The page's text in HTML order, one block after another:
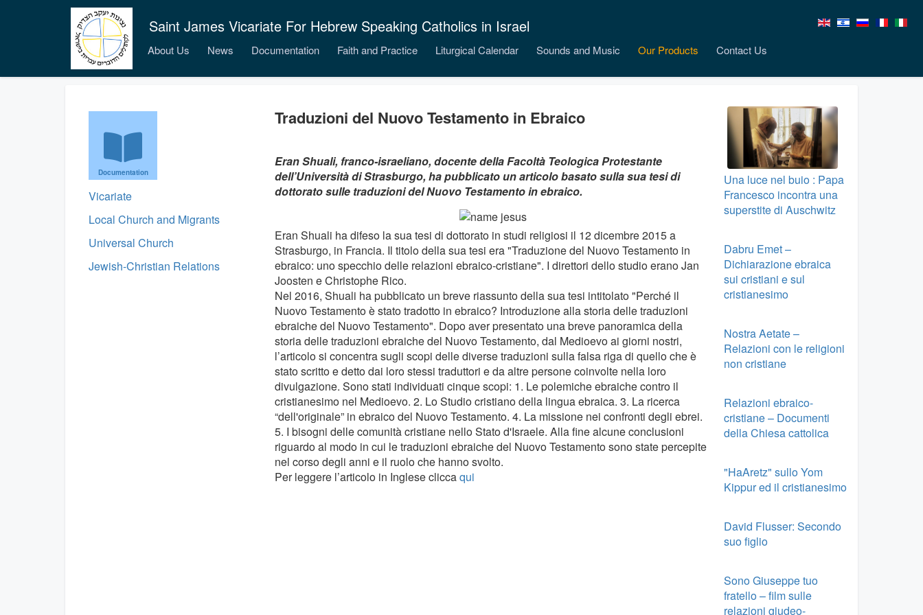
Saint James Vicariate For Hebrew Speaking Catholics in Israel
About Us News Documentation Faith and Practice Liturgical Calendar Sounds and Music Our Products Contact Us
Documentation
Vicariate
Local Church and Migrants
Universal Church
Jewish-Christian Relations
Traduzioni del Nuovo Testamento in Ebraico
Eran Shuali, franco-israeliano, docente della Facoltà Teologica Protestante
dell’Università di Strasburgo, ha pubblicato un articolo basato sulla sua tesi di
dottorato sulle traduzioni del Nuovo Testamento in ebraico.
Eran Shuali ha difeso la sua tesi di dottorato in studi religiosi il 12 dicembre 2015 a
Strasburgo, in Francia. Il titolo della sua tesi era "Traduzione del Nuovo Testamento in
ebraico: uno specchio delle relazioni ebraico-cristiane". I direttori dello studio erano Jan
Joosten e Christophe Rico.
Nel 2016, Shuali ha pubblicato un breve riassunto della sua tesi intitolato "Perché il
Nuovo Testamento è stato tradotto in ebraico? Introduzione alla storia delle traduzioni
ebraiche del Nuovo Testamento". Dopo aver presentato una breve panoramica della
storia delle traduzioni ebraiche del Nuovo Testamento, dal Medioevo ai giorni nostri,
l’articolo si concentra sugli scopi delle diverse traduzioni sulla falsa riga di quello che è
stato scritto e detto dai loro stessi traduttori e da altre persone coinvolte nella loro
divulgazione. Sono stati individuati cinque scopi: 1. Le polemiche ebraiche contro il
cristianesimo nel Medioevo. 2. Lo Studio cristiano della lingua ebraica. 3. La ricerca
“dell'originale” in ebraico del Nuovo Testamento. 4. La missione nei confronti degli ebrei.
5. I bisogni delle comunità cristiane nello Stato d'Israele. Alla fine alcune conclusioni
riguardo al modo in cui le traduzioni ebraiche del Nuovo Testamento sono state percepite
nel corso degli anni e il ruolo che hanno svolto.
Per leggere l’articolo in Inglese cliccaqui
Una luce nel buio : Papa
Francesco incontra una
superstite di Auschwitz
Dabru Emet –
Dichiarazione ebraica
sui cristiani e sul
cristianesimo
Nostra Aetate –
Relazioni con le religioni
non cristiane
Relazioni ebraico-
cristiane – Documenti
della Chiesa cattolica
"HaAretz" sullo Yom
Kippur ed il cristianesimo
David Flusser: Secondo
suo figlio
Sono Giuseppe tuo
fratello – film sulle
relazioni giudeo-